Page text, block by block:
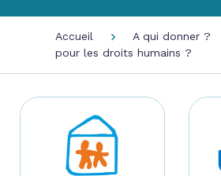
Accueil A qui donner ?
pour les droits humains ?